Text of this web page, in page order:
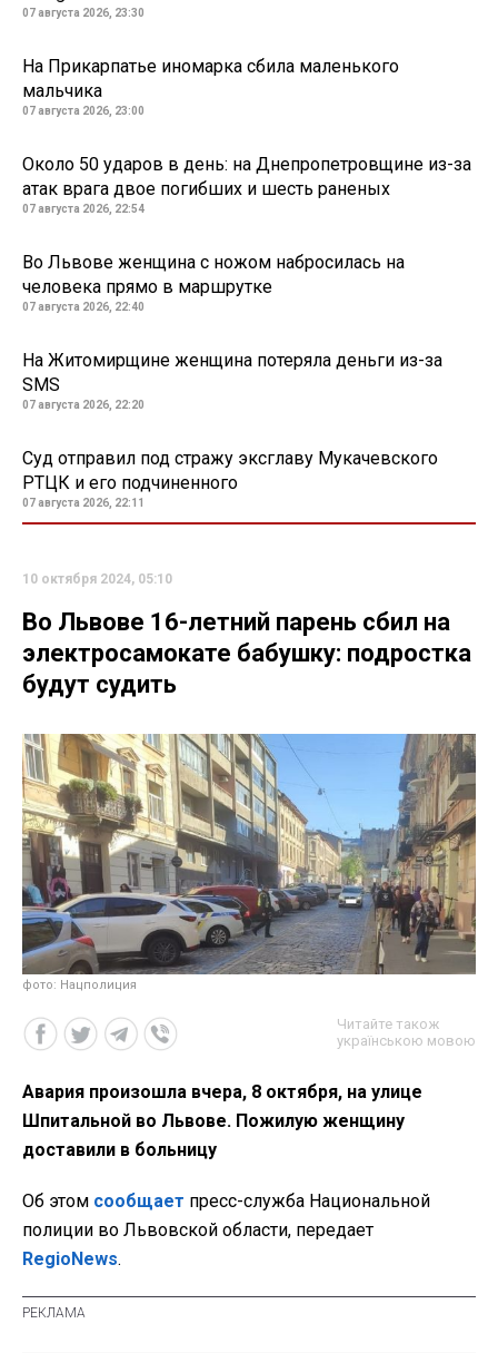
07 августа 2026, 23:30
На Прикарпатье иномарка сбила маленького
мальчика
07 августа 2026, 23:00
Около 50 ударов в день: на Днепропетровщине из-за
атак врага двое погибших и шесть раненых
07 августа 2026, 22:54
Во Львове женщина с ножом набросилась на
человека прямо в маршрутке
07 августа 2026, 22:40
На Житомирщине женщина потеряла деньги из-за
SMS
07 августа 2026, 22:20
Суд отправил под стражу эксглаву Мукачевского
РТЦК и его подчиненного
07 августа 2026, 22:11
10 октября 2024, 05:10
Во Львове 16-летний парень сбил на
электросамокате бабушку: подростка
будут судить
фото: Нацполиция
Читайте також
українською мовою
Авария произошла вчера, 8 октября, на улице
Шпитальной во Львове. Пожилую женщину
доставили в больницу
Об этом сообщает пресс-служба Национальной
полиции во Львовской области, передает
RegioNews.